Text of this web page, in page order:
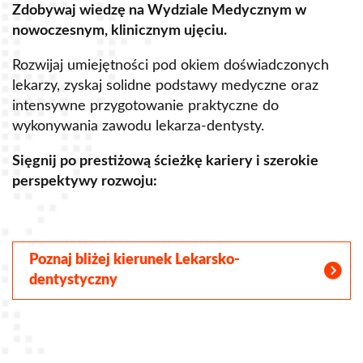
Zdobywaj wiedzę na Wydziale Medycznym w
nowoczesnym, klinicznym ujęciu.
Rozwijaj umiejętności pod okiem doświadczonych
lekarzy, zyskaj solidne podstawy medyczne oraz
intensywne przygotowanie praktyczne do
wykonywania zawodu lekarza-dentysty.
Sięgnij po prestiżową ścieżkę kariery i szerokie
perspektywy rozwoju:
Poznaj bliżej kierunek Lekarsko-
dentystyczny